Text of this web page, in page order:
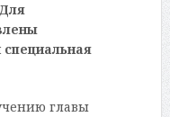
главы